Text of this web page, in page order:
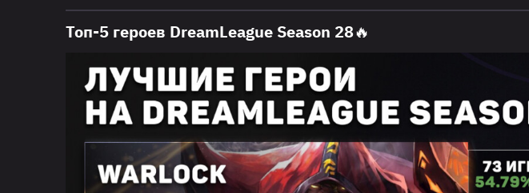
Топ-5 героев DreamLeague Season 28🔥